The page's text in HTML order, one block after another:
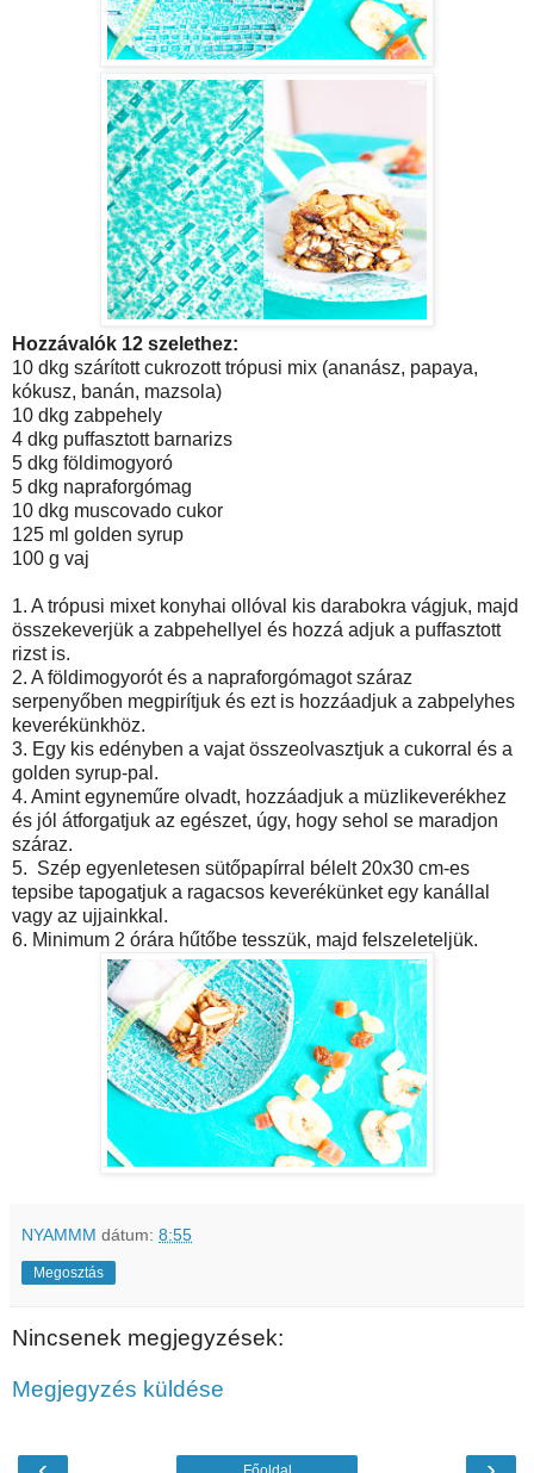
Hozzávalók 12 szelethez:
10 dkg szárított cukrozott trópusi mix (ananász, papaya,
kókusz, banán, mazsola)
10 dkg zabpehely
4 dkg puffasztott barnarizs
5 dkg földimogyoró
5 dkg napraforgómag
10 dkg muscovado cukor
125 ml golden syrup
100 g vaj
1. A trópusi mixet konyhai ollóval kis darabokra vágjuk, majd
összekeverjük a zabpehellyel és hozzá adjuk a puffasztott
rizst is.
2. A földimogyorót és a napraforgómagot száraz
serpenyőben megpirítjuk és ezt is hozzáadjuk a zabpelyhes
keverékünkhöz.
3. Egy kis edényben a vajat összeolvasztjuk a cukorral és a
golden syrup-pal.
4. Amint egyneműre olvadt, hozzáadjuk a müzlikeverékhez
és jól átforgatjuk az egészet, úgy, hogy sehol se maradjon
száraz.
5. Szép egyenletesen sütőpapírral bélelt 20x30 cm-es
tepsibe tapogatjuk a ragacsos keverékünket egy kanállal
vagy az ujjainkkal.
6. Minimum 2 órára hűtőbe tesszük, majd felszeleteljük.
NYAMMM dátum: 8:55
Megosztás
Nincsenek megjegyzések:
Megjegyzés küldése